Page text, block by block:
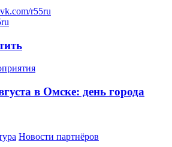
vk.com/r55ru
в Омске: день города
Новости партнёров